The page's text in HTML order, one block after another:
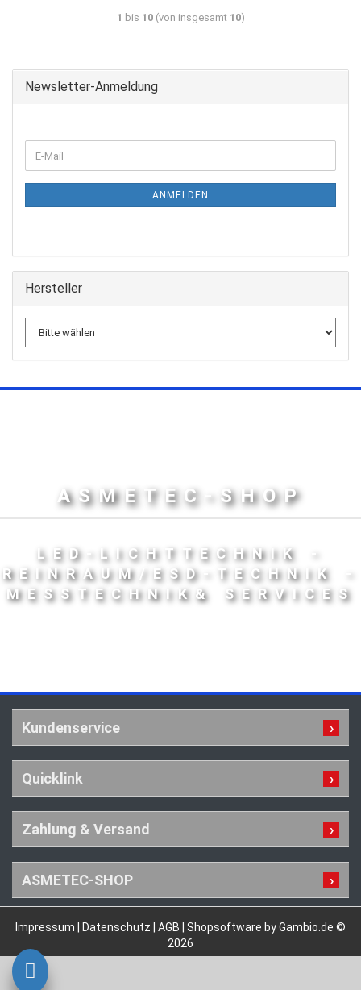
1 bis 10(von insgesamt 10)
Newsletter-Anmeldung
ANMELDEN
Hersteller
ASMETEC-SHOP
LED-LICHTTECHNIK -
REINRAUM/ESD-TECHNIK -
MESSTECHNIK& SERVICES
Kundenservice
Quicklink
Zahlung & Versand
ASMETEC-SHOP
Impressum Datenschutz AGB
Shopsoftware by Gambio.de ©
2026